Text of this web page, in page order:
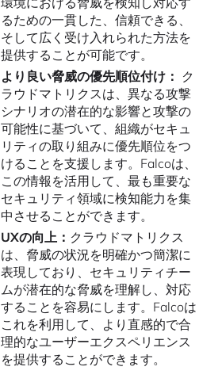
るための一貫した、信頼できる、
そして広く受け入れられた方法を
提供することが可能です。
より良い脅威の優先順位付け： ク
ラウドマトリクスは、異なる攻撃
シナリオの潜在的な影響と攻撃の
可能性に基づいて、組織がセキュ
リティの取り組みに優先順位をつ
けることを支援します。Falcoは、
この情報を活用して、最も重要な
セキュリティ領域に検知能力を集
中させることができます。
UXの向上： クラウドマトリクス
は、脅威の状況を明確かつ簡潔に
表現しており、セキュリティチー
ムが潜在的な脅威を理解し、対応
することを容易にします。Falcoは
これを利用して、より直感的で合
理的なユーザーエクスペリエンス
を提供することができます。